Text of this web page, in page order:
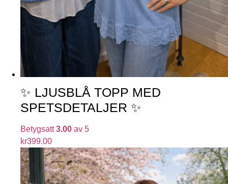
✨ LJUSBLÅ TOPP MED
SPETSDETALJER ✨
Betygsatt3.00 av 5
kr399.00